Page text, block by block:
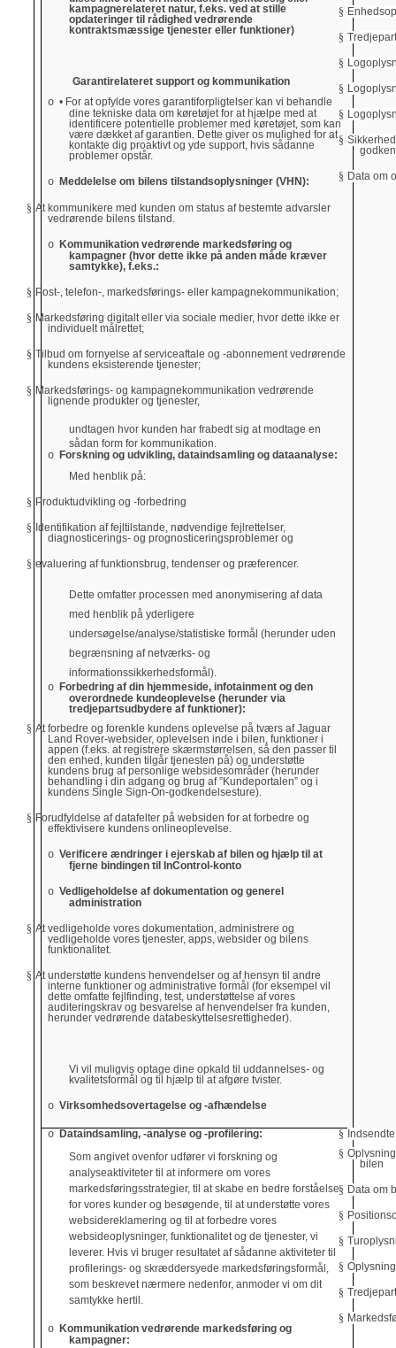
kampagnerelateret natur, f.eks. ved at stille
opdateringer til rådighed vedrørende
kontraktsmæssige tjenester eller funktioner)
Garantirelateret support og kommunikation
o • For at opfylde vores garantiforpligtelser kan vi behandle
dine tekniske data om køretøjet for at hjælpe med at
identificere potentielle problemer med køretøjet, som kan
være dækket af garantien. Dette giver os mulighed for at
kontakte dig proaktivt og yde support, hvis sådanne
problemer opstår.
o Meddelelse om bilens tilstandsoplysninger (VHN):
§ At kommunikere med kunden om status af bestemte advarsler
vedrørende bilens tilstand.
o Kommunikation vedrørende markedsføring og
kampagner (hvor dette ikke på anden måde kræver
samtykke), f.eks.:
§ Post-, telefon-, markedsførings- eller kampagnekommunikation;
§ Markedsføring digitalt eller via sociale medier, hvor dette ikke er
individuelt målrettet;
§ Tilbud om fornyelse af serviceaftale og -abonnement vedrørende
kundens eksisterende tjenester;
§ Markedsførings- og kampagnekommunikation vedrørende
lignende produkter og tjenester,
undtagen hvor kunden har frabedt sig at modtage en
sådan form for kommunikation.
o Forskning og udvikling, dataindsamling og dataanalyse:
Med henblik på:
§ Produktudvikling og -forbedring
§ Identifikation af fejltilstande, nødvendige fejlrettelser,
diagnosticerings- og prognosticeringsproblemer og
§ evaluering af funktionsbrug, tendenser og præferencer.
Dette omfatter processen med anonymisering af data
med henblik på yderligere
undersøgelse/analyse/statistiske formål (herunder uden
begrænsning af netværks- og
informationssikkerhedsformål).
o Forbedring af din hjemmeside, infotainment og den
overordnede kundeoplevelse (herunder via
tredjepartsudbydere af funktioner):
§ At forbedre og forenkle kundens oplevelse på tværs af Jaguar
Land Rover-websider, oplevelsen inde i bilen, funktioner i
appen (f.eks. at registrere skærmstørrelsen, så den passer til
den enhed, kunden tilgår tjenesten på) og understøtte
kundens brug af personlige websidesområder (herunder
behandling i din adgang og brug af ”Kundeportalen” og i
kundens Single Sign-On-godkendelsesture).
§ Forudfyldelse af datafelter på websiden for at forbedre og
effektivisere kundens onlineoplevelse.
o Verificere ændringer i ejerskab af bilen og hjælp til at
fjerne bindingen til InControl-konto
o Vedligeholdelse af dokumentation og generel
administration
§ At vedligeholde vores dokumentation, administrere og
vedligeholde vores tjenester, apps, websider og bilens
funktionalitet.
§ At understøtte kundens henvendelser og af hensyn til andre
interne funktioner og administrative formål (for eksempel vil
dette omfatte fejlfinding, test, understøttelse af vores
auditeringskrav og besvarelse af henvendelser fra kunden,
herunder vedrørende databeskyttelsesrettigheder).
Vi vil muligvis optage dine opkald til uddannelses- og
kvalitetsformål og til hjælp til at afgøre tvister.
o Virksomhedsovertagelse og -afhændelse
§
§
§
§
§
§
§ Data om
o Dataindsamling, -analyse og -profilering:
Som angivet ovenfor udfører vi forskning og
analyseaktiviteter til at informere om vores
markedsføringsstrategier, til at skabe en bedre forståelse
for vores kunder og besøgende, til at understøtte vores
websidereklamering og til at forbedre vores
websideoplysninger, funktionalitet og de tjenester, vi
leverer. Hvis vi bruger resultatet af sådanne aktiviteter til
profilerings- og skræddersyede markedsføringsformål,
som beskrevet nærmere nedenfor, anmoder vi om dit
samtykke hertil.
o Kommunikation vedrørende markedsføring og
kampagner:
§
§
bilen
§ Data om
§
§
§
§
§